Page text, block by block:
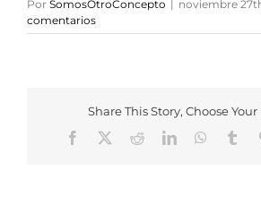
Por SomosOtroConcepto | noviembre
comentarios
Share This Story, Choose
Facebook
RedditLinkedIn